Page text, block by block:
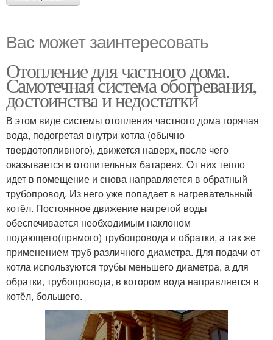
Вас может заинтересовать
Отопление для частного дома.
Самотечная система обогревания,
достоинства и недостатки
В этом виде системы отопления частного дома горячая
вода, подогретая внутри котла (обычно
твердотопливного), движется наверх, после чего
оказывается в отопительных батареях. От них тепло
идет в помещение и снова направляется в обратный
трубопровод. Из него уже попадает в нагревательный
котёл. Постоянное движение нагретой воды
обеспечивается необходимым наклоном
подающего(прямого) трубопровода и обратки, а так же
применением труб различного диаметра. Для подачи от
котла используются трубы меньшего диаметра, а для
обратки, трубопровода, в котором вода направляется в
котёл, большего.